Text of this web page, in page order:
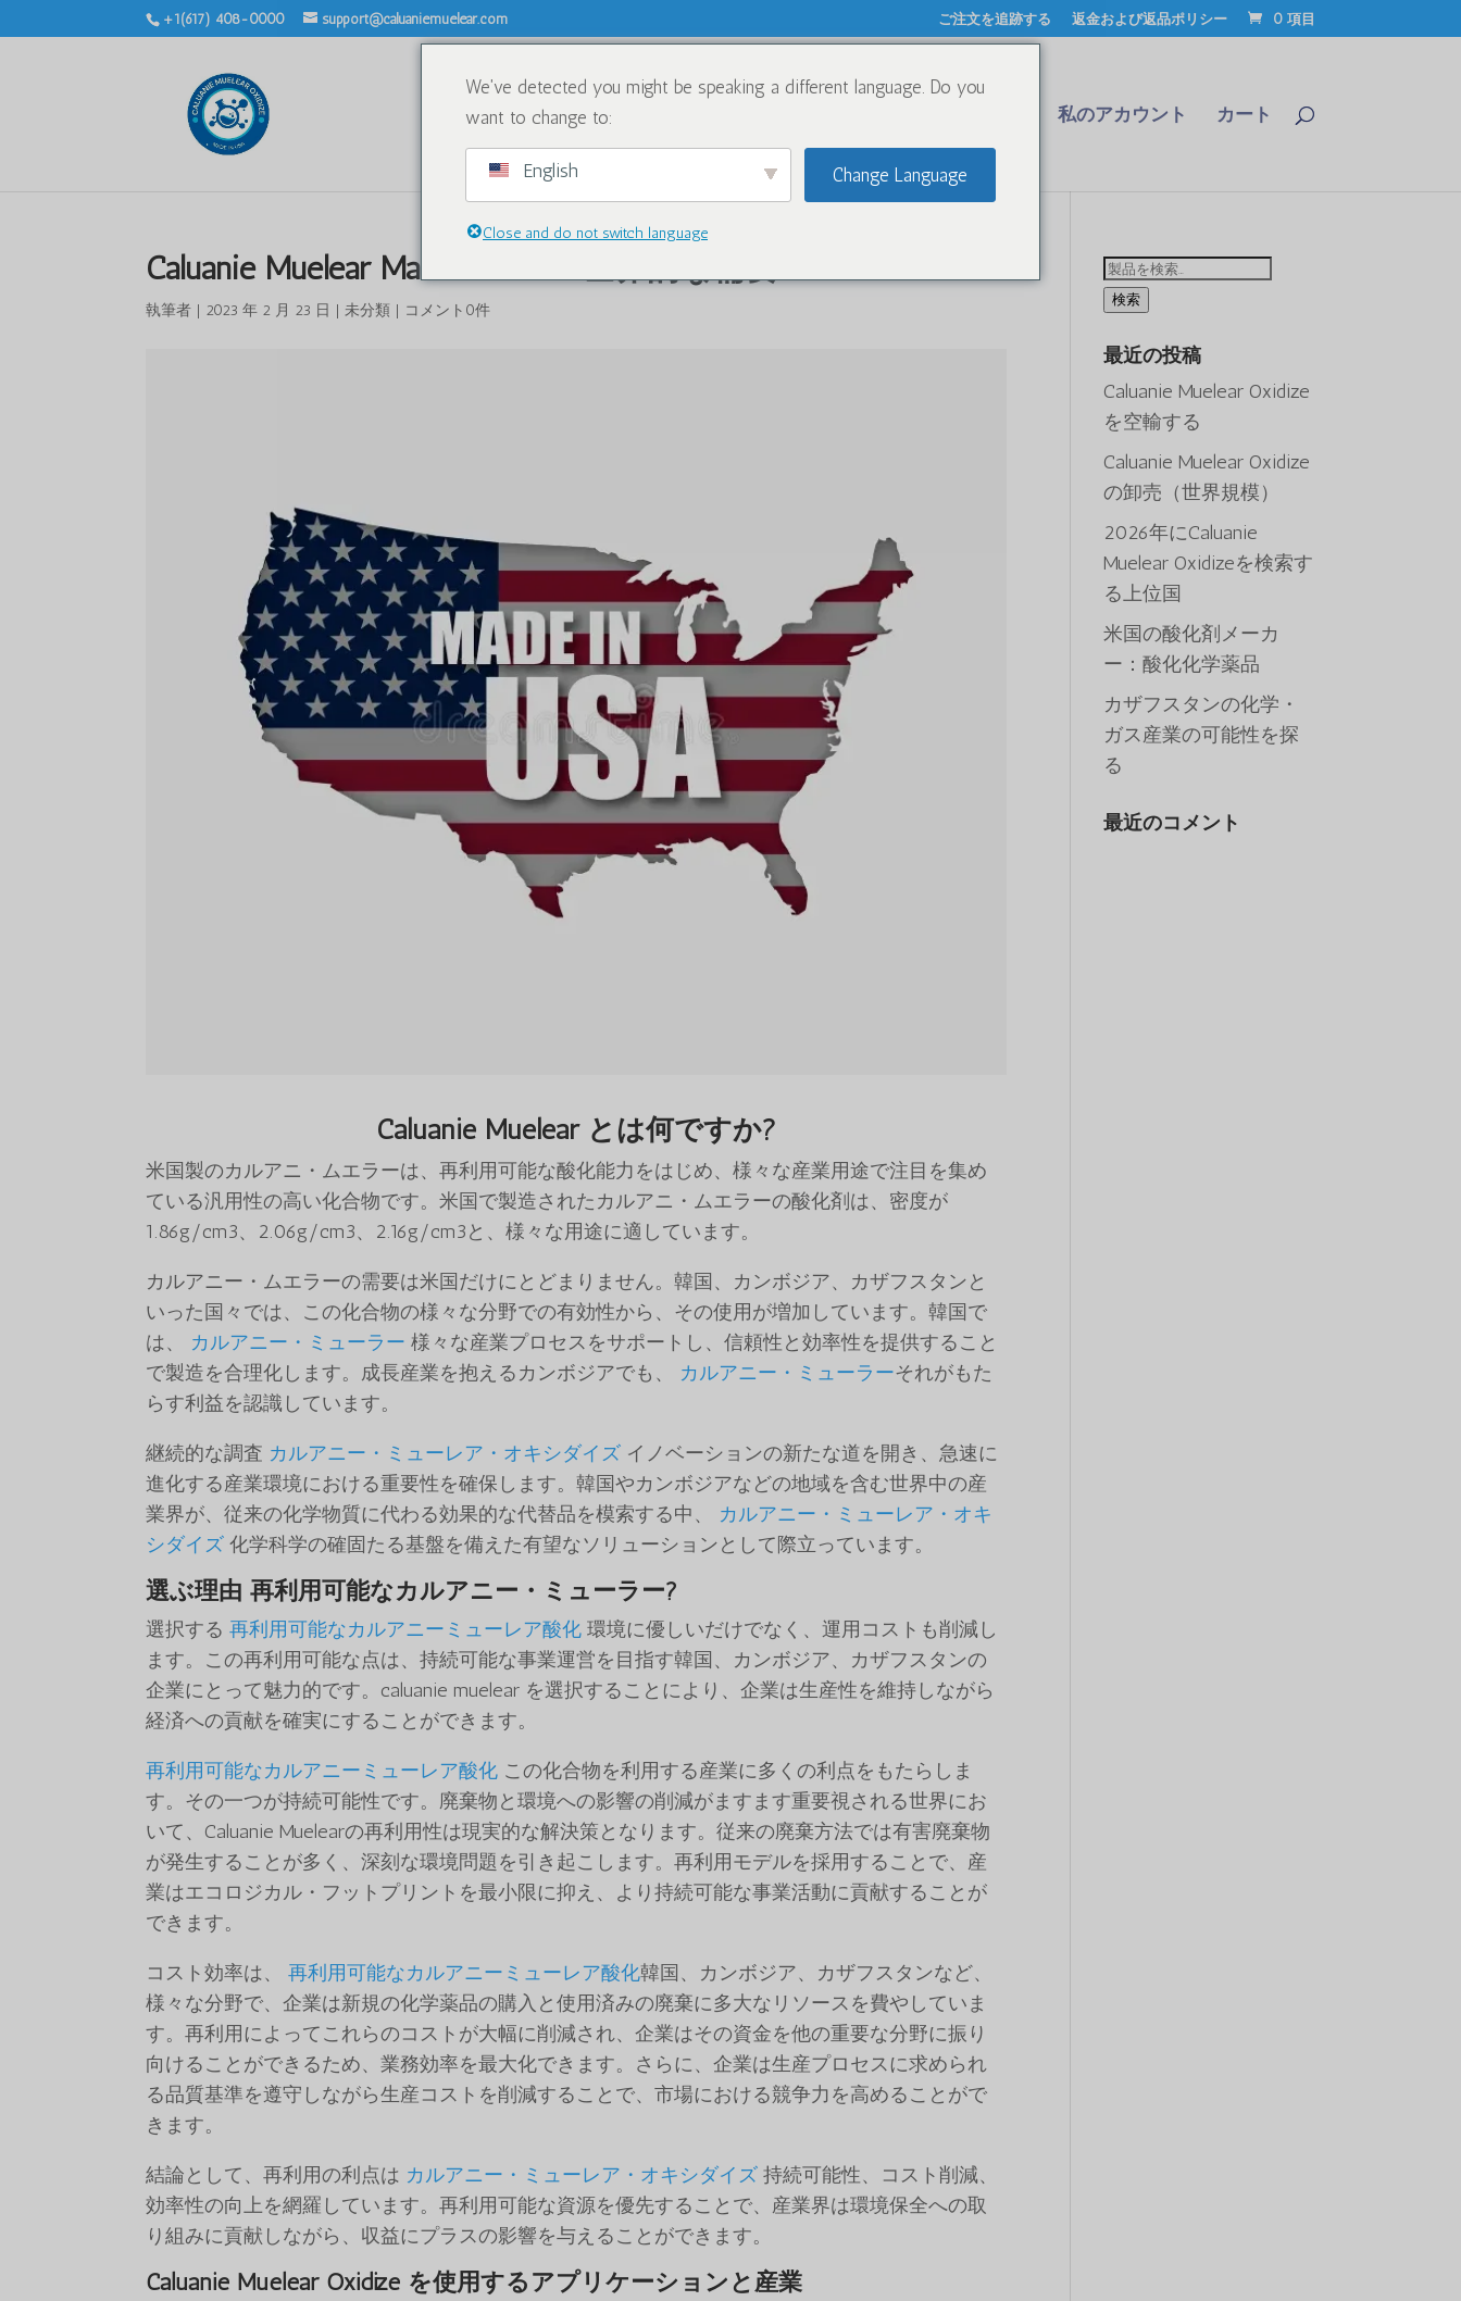
+1(617) 408-0000 support@caluaniemuelear.com ご注文を追跡する 返金および返品ポリシー 0 項目
私のアカウント カート
Caluanie Muelear Made in USA:-世界的な需要
執筆者 | 2023 年 2 月 23 日 |未分類 | コメント0件
Caluanie Muelear とは何ですか?
米国製のカルアニ・ムエラーは、再利用可能な酸化能力をはじめ、様々な産業用途で注目を集め
ている汎用性の高い化合物です。米国で製造されたカルアニ・ムエラーの酸化剤は、密度が
1.86g/cm3、2.06g/cm3、2.16g/cm3と、様々な用途に適しています。
カルアニー・ムエラーの需要は米国だけにとどまりません。韓国、カンボジア、カザフスタンと
いった国々では、この化合物の様々な分野での有効性から、その使用が増加しています。韓国で
は、 カルアニー・ミューラー 様々な産業プロセスをサポートし、信頼性と効率性を提供すること
で製造を合理化します。成長産業を抱えるカンボジアでも、 カルアニー・ミューラーそれがもた
らす利益を認識しています。
継続的な調査 カルアニー・ミューレア・オキシダイズ イノベーションの新たな道を開き、急速に
進化する産業環境における重要性を確保します。韓国やカンボジアなどの地域を含む世界中の産
業界が、従来の化学物質に代わる効果的な代替品を模索する中、 カルアニー・ミューレア・オキ
シダイズ 化学科学の確固たる基盤を備えた有望なソリューションとして際立っています。
選ぶ理由再利用可能なカルアニー・ミューラー?
選択する再利用可能なカルアニーミューレア酸化 環境に優しいだけでなく、運用コストも削減し
ます。この再利用可能な点は、持続可能な事業運営を目指す韓国、カンボジア、カザフスタンの
企業にとって魅力的です。caluanie muelear を選択することにより、企業は生産性を維持しながら
経済への貢献を確実にすることができます。
再利用可能なカルアニーミューレア酸化 この化合物を利用する産業に多くの利点をもたらしま
す。その一つが持続可能性です。廃棄物と環境への影響の削減がますます重要視される世界にお
いて、Caluanie Muelearの再利用性は現実的な解決策となります。従来の廃棄方法では有害廃棄物
が発生することが多く、深刻な環境問題を引き起こします。再利用モデルを採用することで、産
業はエコロジカル・フットプリントを最小限に抑え、より持続可能な事業活動に貢献することが
できます。
コスト効率は、再利用可能なカルアニーミューレア酸化韓国、カンボジア、カザフスタンなど、
様々な分野で、企業は新規の化学薬品の購入と使用済みの廃棄に多大なリソースを費やしていま
す。再利用によってこれらのコストが大幅に削減され、企業はその資金を他の重要な分野に振り
向けることができるため、業務効率を最大化できます。さらに、企業は生産プロセスに求められ
る品質基準を遵守しながら生産コストを削減することで、市場における競争力を高めることがで
きます。
結論として、再利用の利点は カルアニー・ミューレア・オキシダイズ 持続可能性、コスト削減、
効率性の向上を網羅しています。再利用可能な資源を優先することで、産業界は環境保全への取
り組みに貢献しながら、収益にプラスの影響を与えることができます。
Caluanie Muelear Oxidize を使用するアプリケーションと産業
検
索
る：
検索
最近の投稿
Caluanie Muelear Oxidize
を空輸する
Caluanie Muelear Oxidize
の卸売（世界規模）
2026年にCaluanie
Muelear Oxidizeを検索す
る上位国
米国の酸化剤メーカ
ー：酸化化学薬品
カザフスタンの化学・
ガス産業の可能性を探
る
最近のコメント
We've detected you might be speaking a different language. Do you
want to change to:
English Change Language
Close and do not switch language